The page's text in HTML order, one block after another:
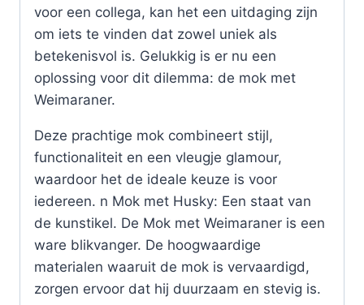
voor een collega, kan het een uitdaging zijn
om iets te vinden dat zowel uniek als
betekenisvol is. Gelukkig is er nu een
oplossing voor dit dilemma: de mok met
Weimaraner.
Deze prachtige mok combineert stijl,
functionaliteit en een vleugje glamour,
waardoor het de ideale keuze is voor
iedereen. n Mok met Husky: Een staat van
de kunstikel. De Mok met Weimaraner is een
ware blikvanger. De hoogwaardige
materialen waaruit de mok is vervaardigd,
zorgen ervoor dat hij duurzaam en stevig is.